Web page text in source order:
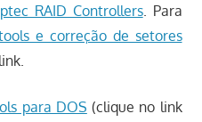
RAID Controllers. Para
e correção de setores
para DOS (clique no link